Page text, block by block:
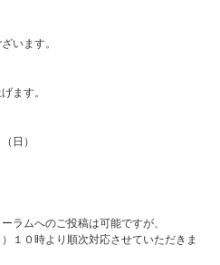
います。
ます。
日）
ラムへのご投稿は可能ですが、
１０時より順次対応させていただきま